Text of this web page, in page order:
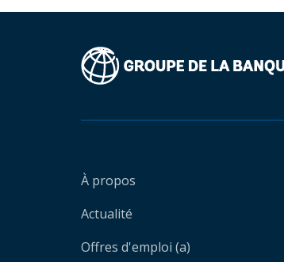
À propos
Actualité
Offres d'emploi (a)